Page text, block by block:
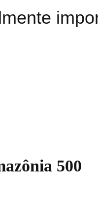
500